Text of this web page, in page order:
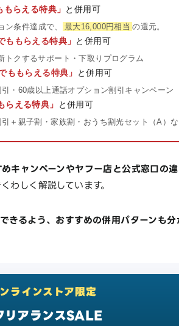
もらえる特典」 と併用可
条件達成で、 最大16,000円相当 の還元。
ももらえる特典」 と併用可
トクするサポート・下取りプログラム
ももらえる特典」 と併用可
・60歳以上通話オプション割引キャンペーン
らえる特典」 と併用可
＋親子割・家族割・おうち割光セット（A）
キャンペーンやヤフー店と公式窓口の
わしく解説しています。
きるよう、おすすめの併用パターンも
ラインストア限定
リアランスSALE